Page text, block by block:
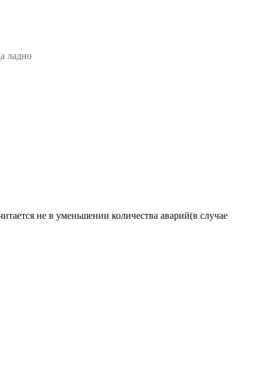
ладно
не в уменьшении количества аварий(в случае